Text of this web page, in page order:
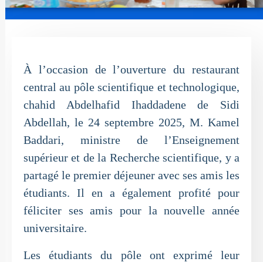
À l’occasion de l’ouverture du restaurant
central au pôle scientifique et technologique,
chahid Abdelhafid Ihaddadene de Sidi
Abdellah, le 24 septembre 2025, M. Kamel
Baddari, ministre de l’Enseignement
supérieur et de la Recherche scientifique, y a
partagé le premier déjeuner avec ses amis les
étudiants. Il en a également profité pour
féliciter ses amis pour la nouvelle année
universitaire.
Les étudiants du pôle ont exprimé leur